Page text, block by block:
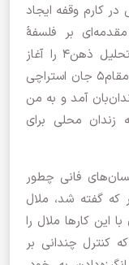
کارم وقفه ایجاد
بر فلسفۀ
ریاضی۳ را نوشتم… و کار بر روی کتاب تحلیل ذهن۴ را آغاز
کردم… یک‌بار که داشتم ویکتورین‌های والامقام۵ جان استراچی
آمد و به من
زندان محلی برای
فانی چطور
که گفته شد،‌ ملال
این کارها ملال را
کنترل چندانی بر